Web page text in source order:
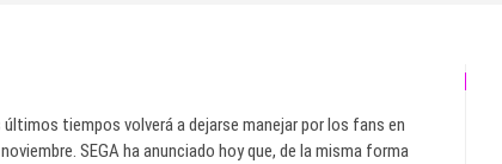
últimos tiempos volverá a dejarse manejar por los fans en
SEGA ha anunciado hoy que, de la misma forma